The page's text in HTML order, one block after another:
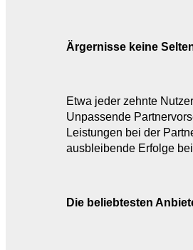
Ärgernisse keine
Etwa jeder zehnte
Unpassende
Leistungen bei der
ausbleibende Erfolge
Die beliebtesten